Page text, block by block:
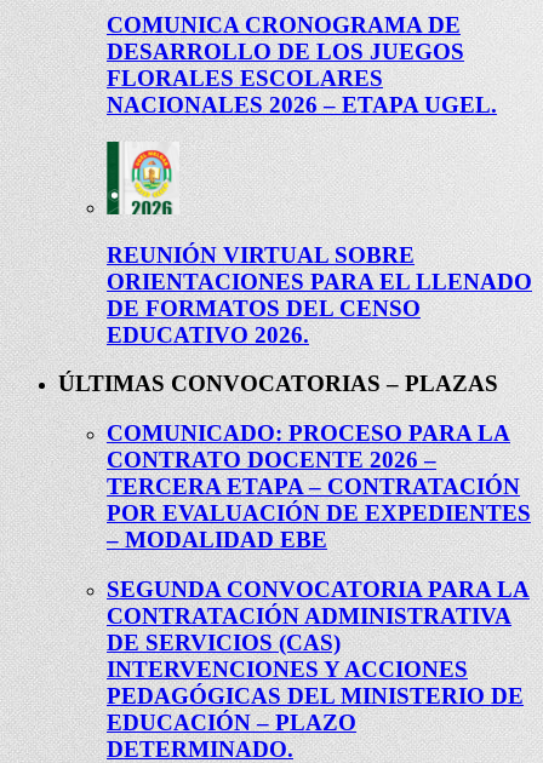
COMUNICA CRONOGRAMA DE
DESARROLLO DE LOS JUEGOS
FLORALES ESCOLARES
NACIONALES 2026 – ETAPA UGEL.
REUNIÓN VIRTUAL SOBRE
ORIENTACIONES PARA EL LLENADO
DE FORMATOS DEL CENSO
EDUCATIVO 2026.
ÚLTIMAS CONVOCATORIAS – PLAZAS
COMUNICADO: PROCESO PARA LA
CONTRATO DOCENTE 2026 –
TERCERA ETAPA – CONTRATACIÓN
POR EVALUACIÓN DE EXPEDIENTES
– MODALIDAD EBE
SEGUNDA CONVOCATORIA PARA LA
CONTRATACIÓN ADMINISTRATIVA
DE SERVICIOS (CAS)
INTERVENCIONES Y ACCIONES
PEDAGÓGICAS DEL MINISTERIO DE
EDUCACIÓN – PLAZO
DETERMINADO.